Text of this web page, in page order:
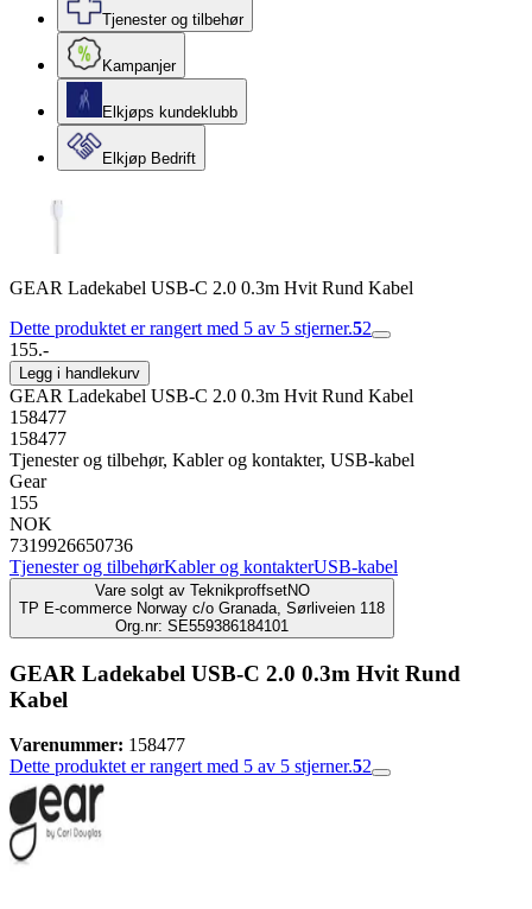
Tjenester og tilbehør
Kampanjer
Elkjøps kundeklubb
Elkjøp Bedrift
GEAR Ladekabel USB-C 2.0 0.3m Hvit Rund Kabel
Dette produktet er rangert med 5 av 5 stjerner.52
155.-
Legg i handlekurv
GEAR Ladekabel USB-C 2.0 0.3m Hvit Rund Kabel
158477
158477
Tjenester og tilbehør, Kabler og kontakter, USB-kabel
Gear
155
NOK
7319926650736
Tjenester og tilbehørKabler og kontakterUSB-kabel
Vare solgt av TeknikproffsetNO
TP E-commerce Norway c/o Granada, Sørliveien 118
Org.nr: SE559386184101
GEAR Ladekabel USB-C 2.0 0.3m Hvit Rund
Kabel
Varenummer: 158477
Dette produktet er rangert med 5 av 5 stjerner.52